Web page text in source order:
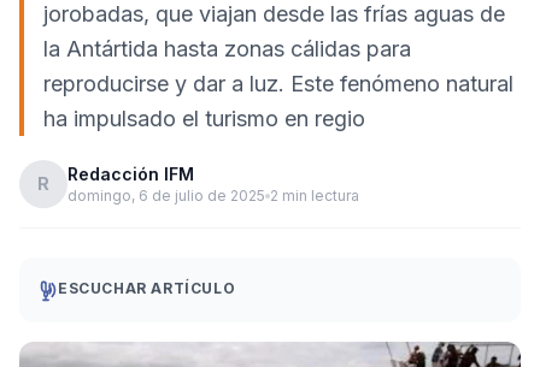
jorobadas, que viajan desde las frías aguas de
la Antártida hasta zonas cálidas para
reproducirse y dar a luz. Este fenómeno natural
ha impulsado el turismo en regio
R Redacción IFM
domingo, 6 de julio de 2025 2 min lectura
ESCUCHAR ARTÍCULO